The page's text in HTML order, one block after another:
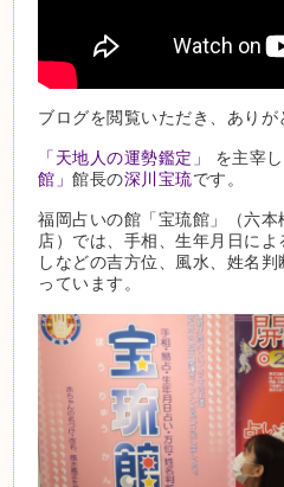
ブログを閲覧いただき、ありが
「天地人の運勢鑑定」 を主宰
館」館長の深川宝琉です。
福岡占いの館「宝琉館」（六本
店）では、手相、生年月日に
しなどの吉方位、風水、姓名
っています。